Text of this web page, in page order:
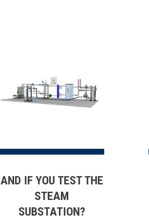
AND IF YOU TEST THE
STEAM
SUBSTATION?